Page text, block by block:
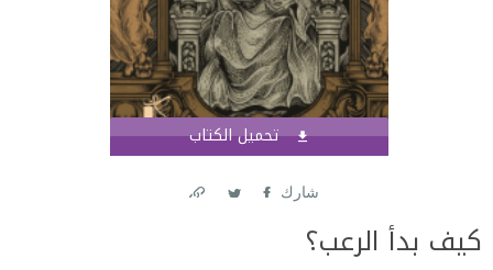
تحميل الكتاب
شارك
كيف بدأ الرعب؟